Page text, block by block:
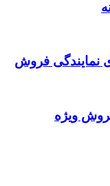
فروش
ویژه